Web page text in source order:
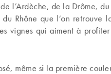
l’Ardèche, de la Drôme,
Rhône que l’on retrouve
vignes qui aiment à
même si la première